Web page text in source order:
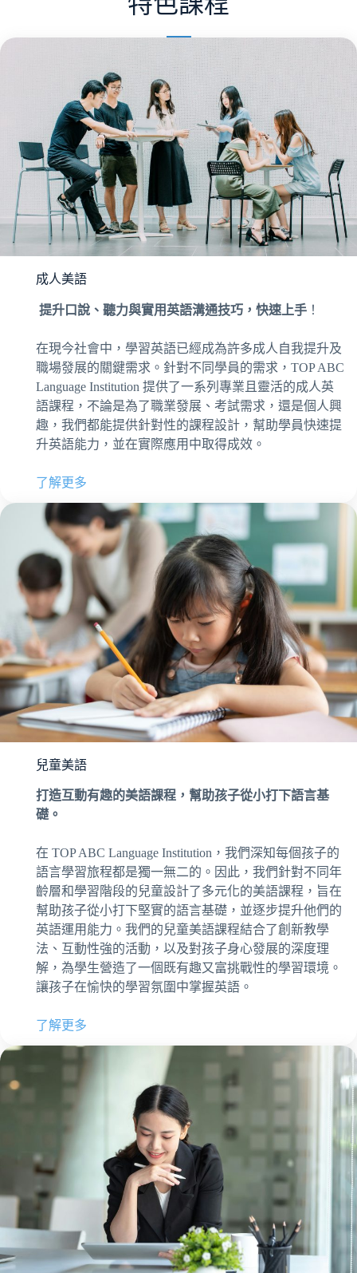
成人美語
提升口說、聽力與實用英語溝通技巧，快速上手 ！
在現今社會中，學習英語已經成為許多成人自我提升及
職場發展的關鍵需求。針對不同學員的需求，TOP ABC
Language Institution 提供了一系列專業且靈活的成人英
語課程，不論是為了職業發展、考試需求，還是個人興
趣，我們都能提供針對性的課程設計，幫助學員快速提
升英語能力，並在實際應用中取得成效。
了解更多
兒童美語
打造互動有趣的美語課程，幫助孩子從小打下語言基
礎。
在 TOP ABC Language Institution，我們深知每個孩子的
語言學習旅程都是獨一無二的。因此，我們針對不同年
齡層和學習階段的兒童設計了多元化的美語課程，旨在
幫助孩子從小打下堅實的語言基礎，並逐步提升他們的
英語運用能力。我們的兒童美語課程結合了創新教學
法、互動性強的活動，以及對孩子身心發展的深度理
解，為學生營造了一個既有趣又富挑戰性的學習環境。
讓孩子在愉快的學習氛圍中掌握英語。
了解更多